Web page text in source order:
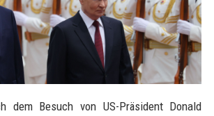
dem Besuch von US-Präsident Donald